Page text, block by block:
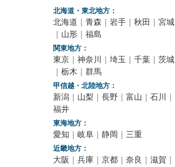
北海道・東北地方：
北海道 ｜ 青森 ｜ 岩手｜ 秋田 ｜ 宮城
｜ 山形｜ 福島
関東地方：
東京｜ 神奈川 ｜ 埼玉 ｜ 千葉｜ 茨城
｜ 栃木 ｜ 群馬
甲信越・北陸地方：
新潟 ｜ 山梨 ｜ 長野 ｜ 富山 ｜ 石川 ｜
福井
東海地方：
愛知 ｜ 岐阜｜ 静岡 ｜ 三重
近畿地方：
大阪 ｜ 兵庫｜ 京都｜ 奈良 ｜ 滋賀 ｜